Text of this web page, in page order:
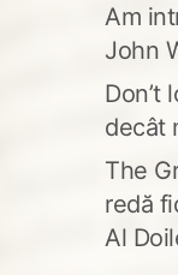
Am
John
Don’t
decât
The
redă
Al